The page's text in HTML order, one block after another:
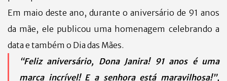
Em maio deste ano, durante o aniversário de 91 anos
da mãe, ele publicou uma homenagem celebrando a
data e também o Dia das Mães.
“Feliz aniversário, Dona Janira! 91 anos é uma
marca incrível! E a senhora está maravilhosa!”,